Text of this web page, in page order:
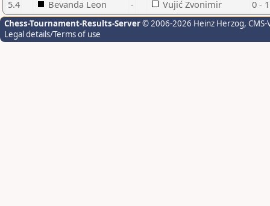
5.4
Bevanda Leon - Vujić Zvonimir 0 - 1
Chess-Tournament-Results-Server© 2006-2026 Heinz Herzog,
Legal details/Terms of use